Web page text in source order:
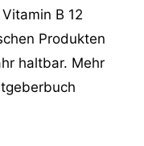
B 12
Produkten
haltbar. Mehr